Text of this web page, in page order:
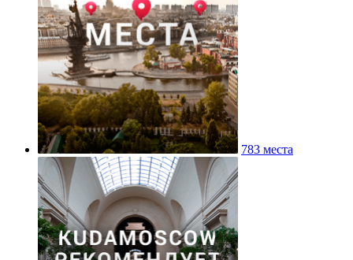
783 места